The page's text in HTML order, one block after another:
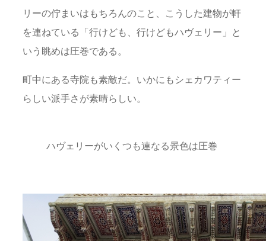
リーの佇まいはもちろんのこと、こうした建物が軒
を連ねている「行けども、行けどもハヴェリー」と
いう眺めは圧巻である。
町中にある寺院も素敵だ。いかにもシェカワティー
らしい派手さが素晴らしい。
ハヴェリーがいくつも連なる景色は圧巻